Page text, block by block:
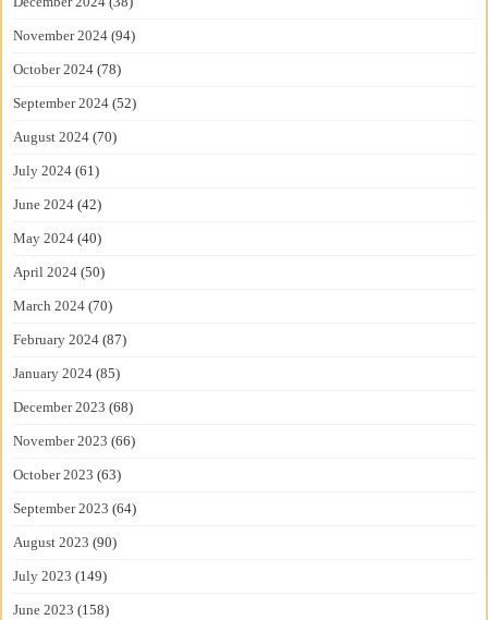
November 2024 (94)
October 2024 (78)
September 2024 (52)
August 2024 (70)
July 2024 (61)
June 2024 (42)
May 2024 (40)
April 2024 (50)
March 2024 (70)
February 2024 (87)
January 2024 (85)
December 2023 (68)
November 2023 (66)
October 2023 (63)
September 2023 (64)
August 2023 (90)
July 2023 (149)
June 2023 (158)